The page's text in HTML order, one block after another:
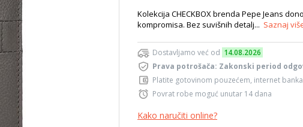
Kolekcija CHECKBOX brenda Pepe Jeans
kompromisa. Bez suvišnih detalj... Saznaj
Dostavljamo već od 14.08.2026
Prava potrošača: Zakonski period
Platite gotovinom pouzećem, internet
Povrat robe moguć unutar 14 dana
Kako naručiti online?